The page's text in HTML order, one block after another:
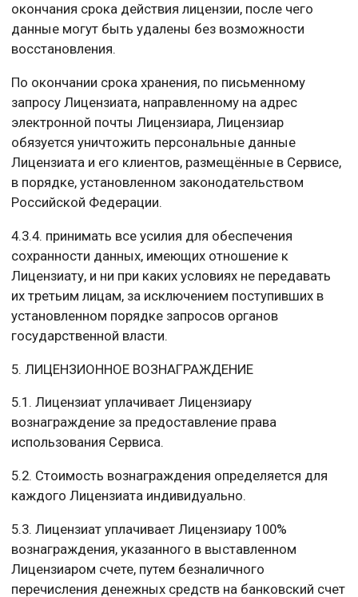
окончания срока действия лицензии, после чего
данные могут быть удалены без возможности
восстановления.
По окончании срока хранения, по письменному
запросу Лицензиата, направленному на адрес
электронной почты Лицензиара, Лицензиар
обязуется уничтожить персональные данные
Лицензиата и его клиентов, размещённые в Сервисе,
в порядке, установленном законодательством
Российской Федерации.
4.3.4. принимать все усилия для обеспечения
сохранности данных, имеющих отношение к
Лицензиату, и ни при каких условиях не передавать
их третьим лицам, за исключением поступивших в
установленном порядке запросов органов
государственной власти.
5. ЛИЦЕНЗИОННОЕ ВОЗНАГРАЖДЕНИЕ
5.1. Лицензиат уплачивает Лицензиару
вознаграждение за предоставление права
использования Сервиса.
5.2. Стоимость вознаграждения определяется для
каждого Лицензиата индивидуально.
5.3. Лицензиат уплачивает Лицензиару 100%
вознаграждения, указанного в выставленном
Лицензиаром счете, путем безналичного
перечисления денежных средств на банковский счет